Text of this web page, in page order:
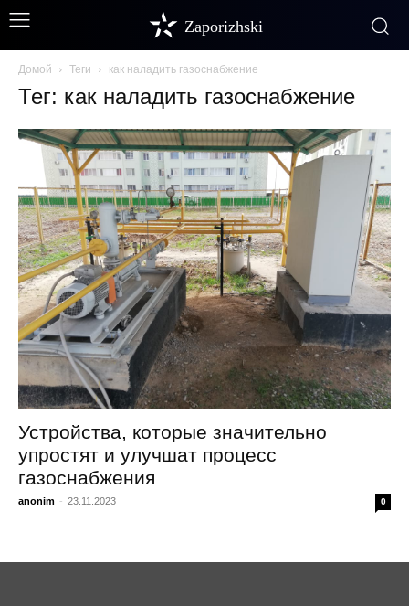
Zaporizhski
Домой Теги как наладить газоснабжение
Тег: как наладить газоснабжение
Устройства, которые значительно
упростят и улучшат процесс
газоснабжения
anonim - 23.11.2023 0